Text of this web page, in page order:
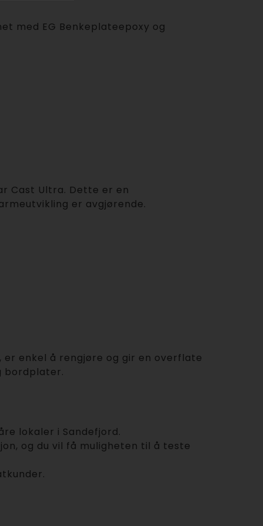
med EG Benkeplateepoxy og
Cast Ultra. Dette er en
er avgjørende.
enkel å rengjøre og gir en overflate
bordplater.
lokaler i Sandefjord.
og du vil få muligheten til å teste